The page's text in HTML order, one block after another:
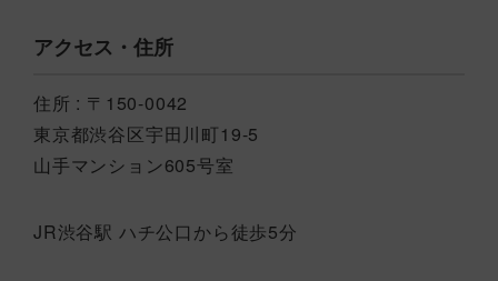
アクセス・住所
住所 : 〒150-0042
東京都渋谷区宇田川町19-5
山手マンション605号室
JR渋谷駅 ハチ公口から徒歩5分